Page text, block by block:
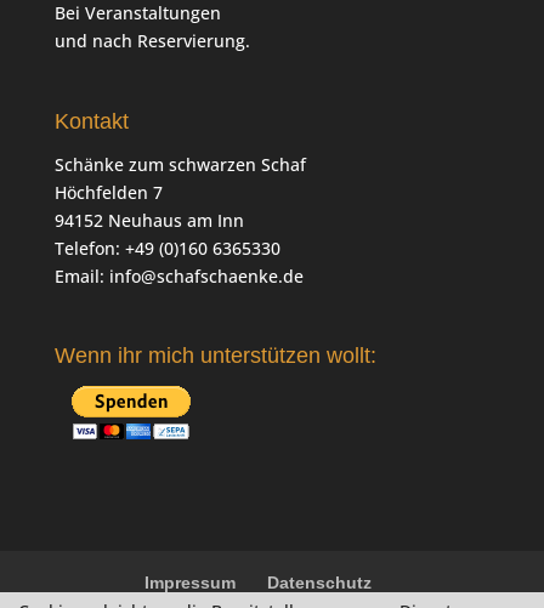
Bei Veranstaltungen
und nach Reservierung.
Kontakt
Schänke zum schwarzen Schaf
Höchfelden 7
94152 Neuhaus am Inn
Telefon: +49 (0)160 6365330
Email: info@schafschaenke.de
Wenn ihr mich unterstützen wollt:
Impressum Datenschutz